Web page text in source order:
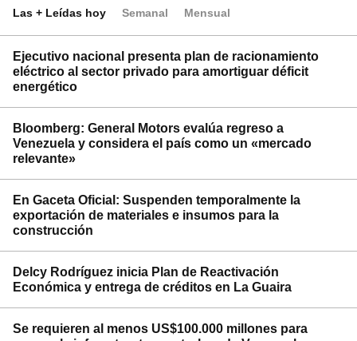
Las + Leídas hoy Semanal Mensual
Ejecutivo nacional presenta plan de racionamiento
eléctrico al sector privado para amortiguar déficit
energético
Bloomberg: General Motors evalúa regreso a
Venezuela y considera el país como un «mercado
relevante»
En Gaceta Oficial: Suspenden temporalmente la
exportación de materiales e insumos para la
construcción
Delcy Rodríguez inicia Plan de Reactivación
Económica y entrega de créditos en La Guaira
Se requieren al menos US$100.000 millones para